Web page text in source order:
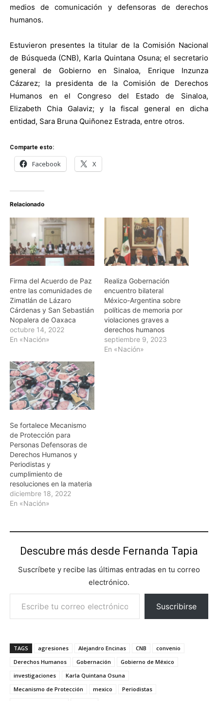
medios de comunicación y defensoras de derechos
humanos.
Estuvieron presentes la titular de la Comisión Nacional
de Búsqueda (CNB), Karla Quintana Osuna; el secretario
general de Gobierno en Sinaloa, Enrique Inzunza
Cázarez; la presidenta de la Comisión de Derechos
Humanos en el Congreso del Estado de Sinaloa,
Elizabeth Chia Galaviz; y la fiscal general en dicha
entidad, Sara Bruna Quiñonez Estrada, entre otros.
Comparte esto:
Facebook X
Relacionado
Firma del Acuerdo de Paz
entre las comunidades de
Zimatlán de Lázaro
Cárdenas y San Sebastián
Nopalera de Oaxaca
octubre 14, 2022
En «Nación»
Realiza Gobernación
encuentro bilateral
México-Argentina sobre
políticas de memoria por
violaciones graves a
derechos humanos
septiembre 9, 2023
En «Nación»
Se fortalece Mecanismo
de Protección para
Personas Defensoras de
Derechos Humanos y
Periodistas y
cumplimiento de
resoluciones en la materia
diciembre 18, 2022
En «Nación»
Descubre más desde Fernanda Tapia
Suscríbete y recibe las últimas entradas en tu correo
electrónico.
Escribe tu correo electrónico…
Suscribirse
TAGS agresiones Alejandro Encinas CNB
convenio
Derechos Humanos
Gobernación
Gobierno de México
investigaciones
Karla Quintana Osuna
Mecanismo de Protección
mexico
Periodistas